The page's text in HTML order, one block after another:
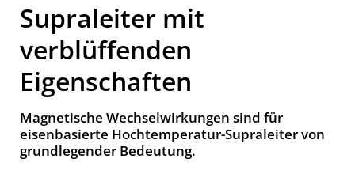
Supraleiter mit
verblüffenden
Eigenschaften
Magnetische Wechselwirkungen sind für
eisenbasierte Hochtemperatur-Supraleiter von
grundlegender Bedeutung.